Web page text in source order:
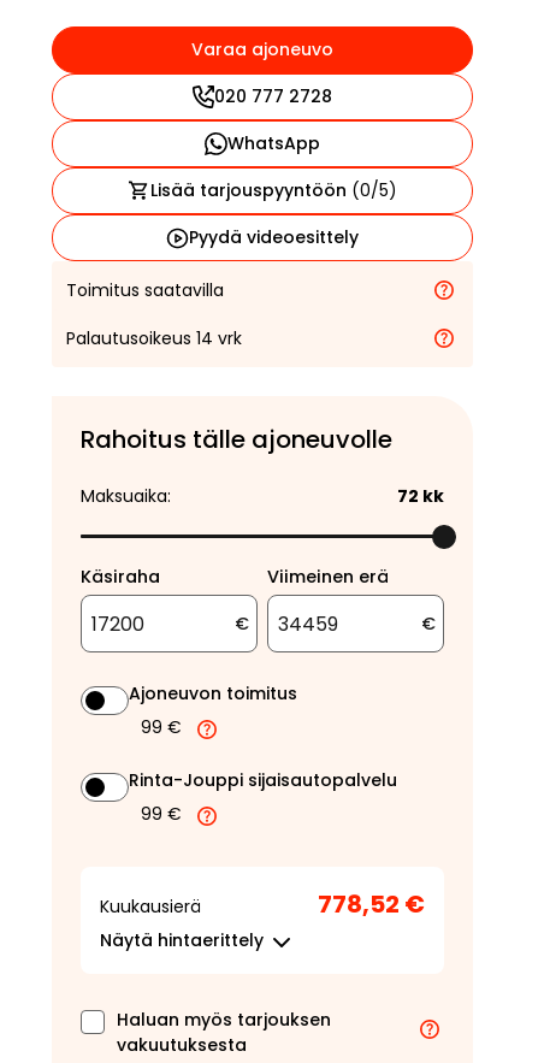
Varaa ajoneuvo
020 777 2728
WhatsApp
Lisää tarjouspyyntöön (0/5)
Pyydä videoesittely
Toimitus saatavilla
Palautusoikeus 14 vrk
Rahoitus tälle ajoneuvolle
Maksuaika: 72 kk
Käsiraha
€
Viimeinen erä
€
Ajoneuvon toimitus
99 €
Rinta-Jouppi sijaisautopalvelu
99 €
Kuukausierä 778,52 €
Näytä hintaerittely
Haluan myös tarjouksen
vakuutuksesta